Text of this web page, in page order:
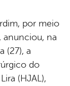
por meio
anunciou, na
(27), a
do
(HJAL),